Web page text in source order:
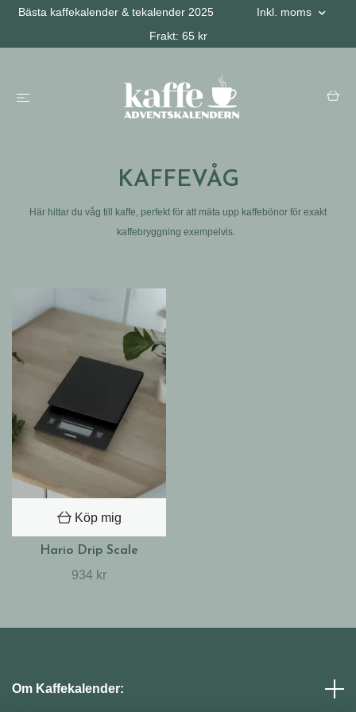
Bästa kaffekalender & tekalender 2025
Inkl. moms
Frakt: 65 kr
KAFFEVÅG
Här hittar du våg till kaffe, perfekt för att mäta upp kaffebönor för exakt
kaffebryggning exempelvis.
Köp mig
Hario Drip Scale
934 kr
Om Kaffekalender: